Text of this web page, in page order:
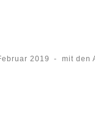
2019 - mit den